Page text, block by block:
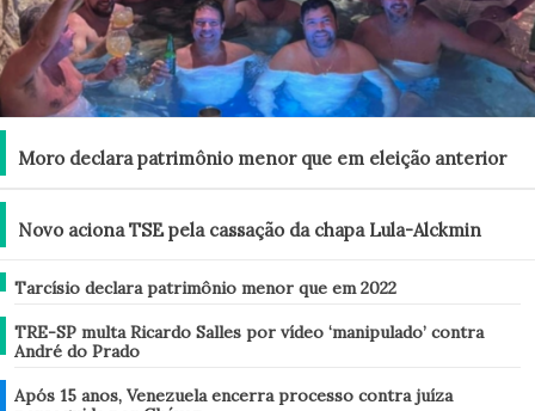
Moro declara patrimônio menor que em eleição anterior
Novo aciona TSE pela cassação da chapa Lula-Alckmin
Brasil
Tarcísio declara patrimônio menor que em 2022
Brasil
TRE-SP multa Ricardo Salles por vídeo ‘manipulado’ contra
André do Prado
Mundo
Após 15 anos, Venezuela encerra processo contra juíza